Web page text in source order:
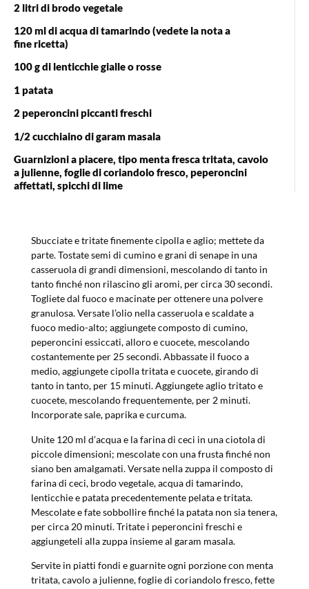
2 litri di brodo vegetale
120 ml di acqua di tamarindo (vedete la nota a
fine ricetta)
100 g di lenticchie gialle o rosse
1 patata
2 peperoncini piccanti freschi
1/2 cucchiaino di garam masala
Guarnizioni a piacere, tipo menta fresca tritata, cavolo
a julienne, foglie di coriandolo fresco, peperoncini
affettati, spicchi di lime
Sbucciate e tritate finemente cipolla e aglio; mettete da
parte. Tostate semi di cumino e grani di senape in una
casseruola di grandi dimensioni, mescolando di tanto in
tanto finché non rilascino gli aromi, per circa 30 secondi.
Togliete dal fuoco e macinate per ottenere una polvere
granulosa. Versate l’olio nella casseruola e scaldate a
fuoco medio-alto; aggiungete composto di cumino,
peperoncini essiccati, alloro e cuocete, mescolando
costantemente per 25 secondi. Abbassate il fuoco a
medio, aggiungete cipolla tritata e cuocete, girando di
tanto in tanto, per 15 minuti. Aggiungete aglio tritato e
cuocete, mescolando frequentemente, per 2 minuti.
Incorporate sale, paprika e curcuma.
Unite 120 ml d’acqua e la farina di ceci in una ciotola di
piccole dimensioni; mescolate con una frusta finché non
siano ben amalgamati. Versate nella zuppa il composto di
farina di ceci, brodo vegetale, acqua di tamarindo,
lenticchie e patata precedentemente pelata e tritata.
Mescolate e fate sobbollire finché la patata non sia tenera,
per circa 20 minuti. Tritate i peperoncini freschi e
aggiungeteli alla zuppa insieme al garam masala.
Servite in piatti fondi e guarnite ogni porzione con menta
tritata, cavolo a julienne, foglie di coriandolo fresco, fette